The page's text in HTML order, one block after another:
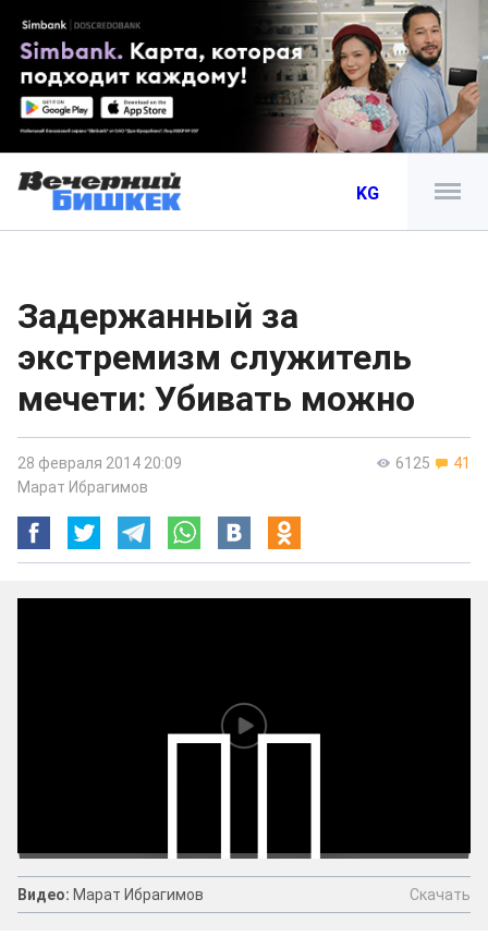
KG
Задержанный за
экстремизм служитель
мечети: Убивать можно
6125 41
28 февраля 2014 20:09
Марат Ибрагимов
Видео:
Видео: Марат Ибрагимов Скачать